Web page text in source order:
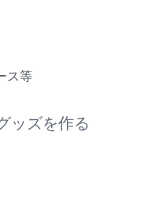
ス等
ッズを作る